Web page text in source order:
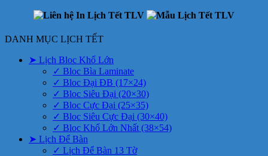
DANH MỤC LỊCH TẾT
➤ Lịch Bloc Khổ Lớn
✓ Bloc Bìa Laminate
✓ Bloc Đại ĐB (17×24)
✓ Bloc Siêu Đại (20×30)
✓ Bloc Cực Đại (25×35)
✓ Bloc Siêu Cực Đại (30×40)
✓ Bloc Khổ Lớn Nhất (38×54)
➤ Lịch Để Bàn
✓ Lịch Để Bàn 13 Tờ